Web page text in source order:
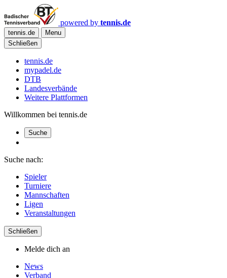
powered by tennis.de
tennis.de
Menu
Schließen
tennis.de
mypadel.de
DTB
Landesverbände
Weitere Plattformen
Willkommen bei tennis.de
Suche
Suche nach:
Spieler
Turniere
Mannschaften
Ligen
Veranstaltungen
Schließen
Melde dich an
News
Verband